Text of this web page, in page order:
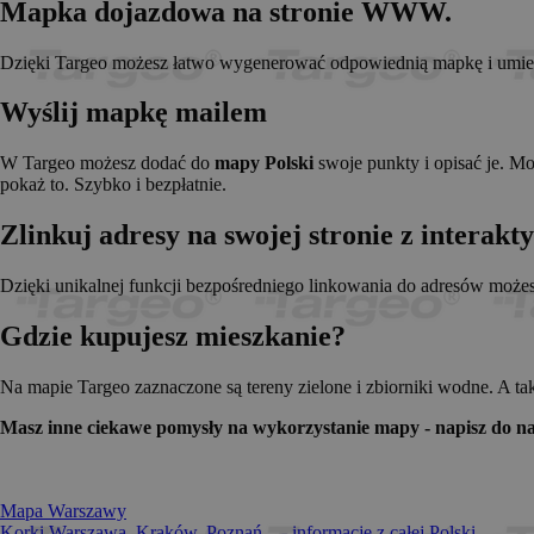
Mapka dojazdowa na stronie WWW.
Dzięki Targeo możesz łatwo wygenerować odpowiednią mapkę i
Wyślij mapkę mailem
W Targeo możesz dodać do mapy Polski swoje punkty i opisać je.
pokaż to. Szybko i bezpłatnie.
Zlinkuj adresy na swojej stronie z
Dzięki unikalnej funkcji bezpośredniego linkowania do adresów
Gdzie kupujesz mieszkanie?
Na mapie Targeo zaznaczone są tereny zielone i zbiorniki wodne. A
Masz inne ciekawe pomysły na wykorzystanie mapy - napisz do
Mapa Warszawy
_pk_id.1.c431
anj
__gads
Srl
IDE
APC
and